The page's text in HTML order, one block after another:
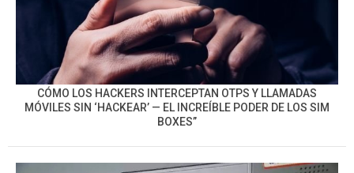
CÓMO LOS HACKERS INTERCEPTAN OTPS Y LLAMADAS
MÓVILES SIN ‘HACKEAR’ — EL INCREÍBLE PODER DE LOS SIM
BOXES”